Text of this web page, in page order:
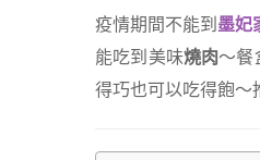
疫情期間不能到 墨妃
能吃到美味燒肉～餐
得巧也可以吃得飽～